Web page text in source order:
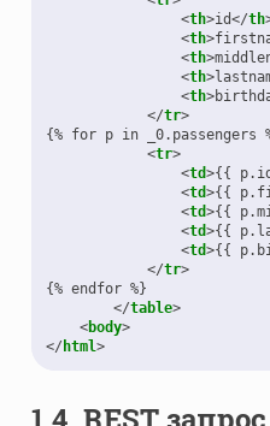
<th>id</th
<th>
<th>
<th>
<th>
</tr>
{% for p in _0.passengers
<tr>
<td>{{
<td>{{
<td>{{
<td>{{
<td>{{
</tr>
{% endfor %}
</table>
<body>
</ html>